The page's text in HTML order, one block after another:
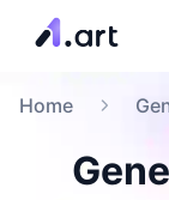
Home